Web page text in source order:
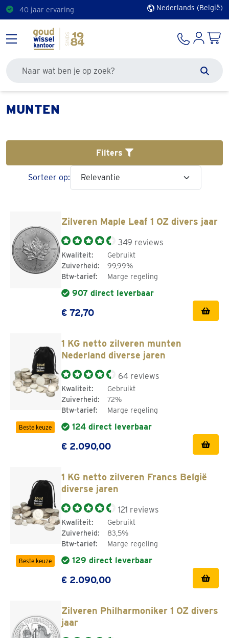
40 jaar ervaring Nederlands (België)
MUNTEN
Filters
Sorteer op:
Zilveren Maple Leaf 1 OZ divers jaar
349 reviews
Kwaliteit:
Gebruikt
Zuiverheid:
99,99%
Btw-tarief:
Marge regeling
907 direct leverbaar
€ 72,70
Beste keuze
1 KG netto zilveren munten
Nederland diverse jaren
64 reviews
Kwaliteit:
Gebruikt
Zuiverheid:
72%
Btw-tarief:
Marge regeling
124 direct leverbaar
€ 2.090,00
Beste keuze
1 KG netto zilveren Francs België
diverse jaren
121 reviews
Kwaliteit:
Gebruikt
Zuiverheid:
83,5%
Btw-tarief:
Marge regeling
129 direct leverbaar
€ 2.090,00
Zilveren Philharmoniker 1 OZ divers
jaar